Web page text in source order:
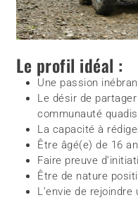
Le profil idéal :
Une passion
Le désir de
communauté
La capacité à
Être âgé(e) de 16
Faire preuve
Être de nature
L’envie de